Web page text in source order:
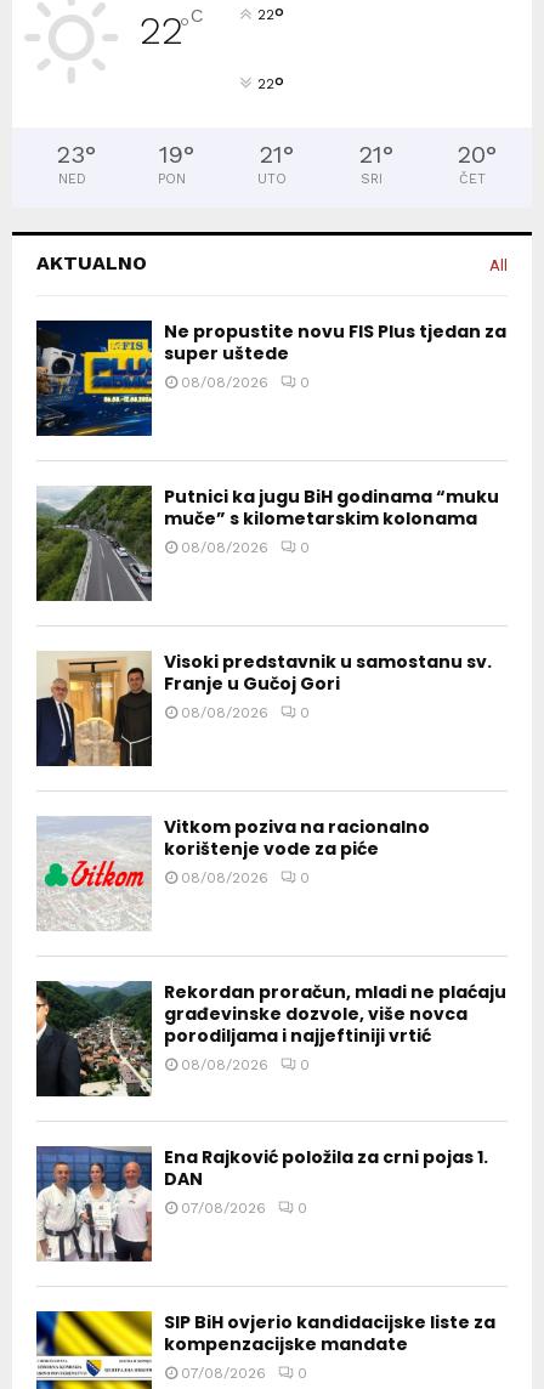
22°C 22°
22°
23°
NED
19°
PON
21°
UTO
21°
SRI
20°
ČET
AKTUALNO All
Ne propustite novu FIS Plus tjedan za
super uštede
08/08/2026 0
Putnici ka jugu BiH godinama “muku
muče” s kilometarskim kolonama
08/08/2026 0
Visoki predstavnik u samostanu sv.
Franje u Gučoj Gori
08/08/2026 0
Vitkom poziva na racionalno
korištenje vode za piće
08/08/2026 0
Rekordan proračun, mladi ne plaćaju
građevinske dozvole, više novca
porodiljama i najjeftiniji vrtić
08/08/2026 0
Ena Rajković položila za crni pojas 1.
DAN
07/08/2026 0
SIP BiH ovjerio kandidacijske liste za
kompenzacijske mandate
07/08/2026 0